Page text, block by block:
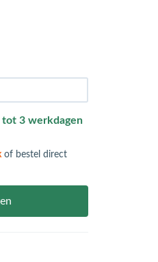
tot 3 werkdagen
of bestel direct